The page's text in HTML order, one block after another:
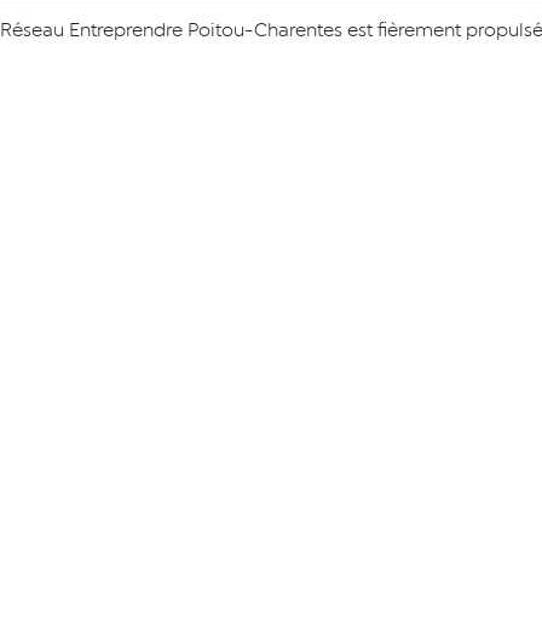
Réseau Entreprendre Poitou-Charentes est fièrement